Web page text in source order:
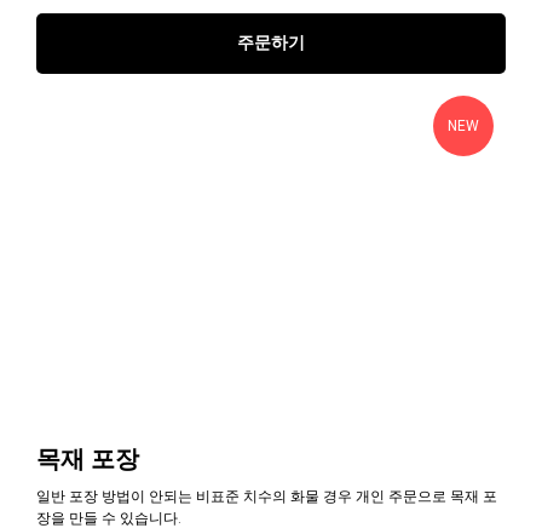
주문하기
NEW
목재 포장
일반 포장 방법이 안되는 비표준 치수의 화물 경우 개인 주문으로 목재 포
장을 만들 수 있습니다.